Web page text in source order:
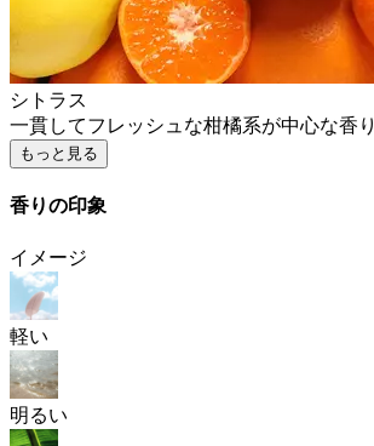
シトラス
一貫してフレッシュな柑橘系が中心な香り
もっと見る
香りの印象
イメージ
軽い
明るい